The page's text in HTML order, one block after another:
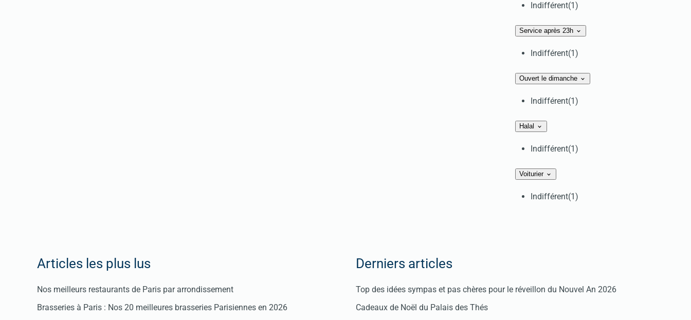
Indifférent(1)
Service après 23h
Indifférent(1)
Ouvert le dimanche
Indifférent(1)
Halal
Indifférent(1)
Voiturier
Indifférent(1)
Articles les plus lus
Nos meilleurs restaurants de Paris par arrondissement
Brasseries à Paris : Nos 20 meilleures brasseries Parisiennes en 2026
Derniers articles
Top des idées sympas et pas chères pour le réveillon du Nouvel An 2026
Cadeaux de Noël du Palais des Thés